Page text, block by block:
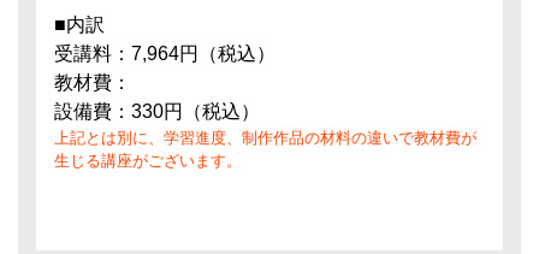
■内訳
受講料：7,964円（税込）
教材費：
設備費：330円（税込）
上記とは別に、学習進度、制作作品の材料の違いで教材費が
生じる講座がございます。